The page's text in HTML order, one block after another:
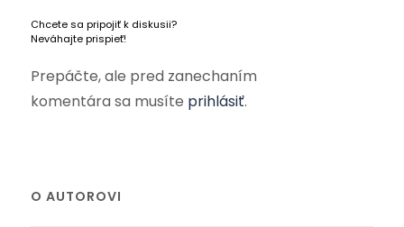
Chcete sa pripojiť k diskusii?
Neváhajte prispieť!
Prepáčte, ale pred zanechaním
komentára sa musíte prihlásiť.
O AUTOROVI